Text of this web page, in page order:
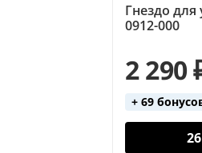
Гнездо для
0912-000
2 290
+ 69